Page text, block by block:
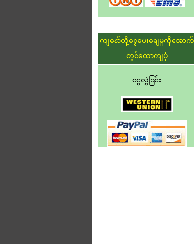
ကျနော်တို့ငွေပေးချေမှုကိုအောက်
တွင်ထောကျပံ့
ငွေလွှဲခြင်း